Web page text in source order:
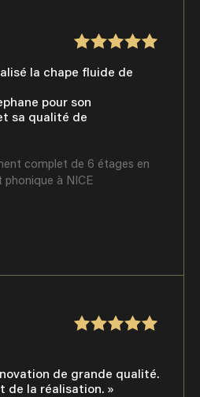
la chape fluide de
pour son
sa qualité de
complet de 6 étages en
phonique à NICE
de grande qualité.
de la réalisation. »